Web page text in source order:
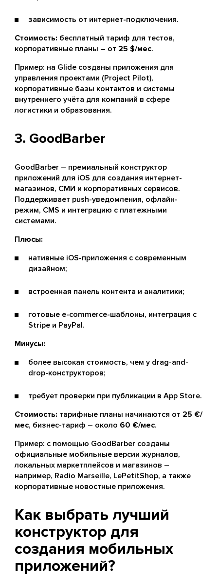
зависимость от интернет-подключения.
Стоимость: бесплатный тариф для тестов,
корпоративные планы – от 25 $/мес.
Пример: на Glide созданы приложения для
управления проектами (Project Pilot),
корпоративные базы контактов и системы
внутреннего учёта для компаний в сфере
логистики и образования.
3. GoodBarber
GoodBarber – премиальный конструктор
приложений для iOS для создания интернет-
магазинов, СМИ и корпоративных сервисов.
Поддерживает push-уведомления, офлайн-
режим, CMS и интеграцию с платежными
системами.
Плюсы:
нативные iOS-приложения с современным
дизайном;
встроенная панель контента и аналитики;
готовые e-commerce-шаблоны, интеграция с
Stripe и PayPal.
Минусы:
более высокая стоимость, чем у drag-and-
drop-конструкторов;
требует проверки при публикации в App Store.
Стоимость: тарифные планы начинаются от 25 €/
мес, бизнес-тариф – около 60 €/мес.
Пример: с помощью GoodBarber созданы
официальные мобильные версии журналов,
локальных маркетплейсов и магазинов –
например, Radio Marseille, LePetitShop, а также
корпоративные новостные приложения.
Как выбрать лучший
конструктор для
создания мобильных
приложений?